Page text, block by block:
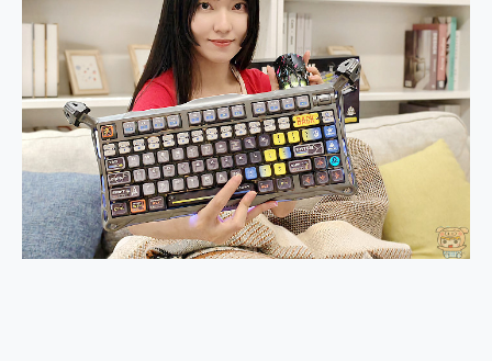
近八千元的 Soundcore Liberty 5 Pro Max，有螢幕的耳機會是智商稅嗎?
ASUS Pad 全面應援 Me Time，加碼愛奇藝黃金雙周卡體驗，專案價最低 NT$0 起